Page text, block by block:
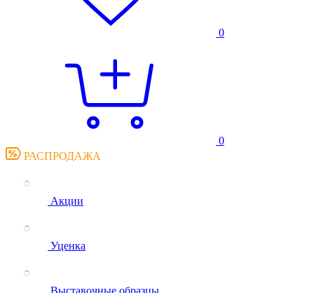
0
0
РАСПРОДАЖА
Акции
Уценка
Выставочные образцы